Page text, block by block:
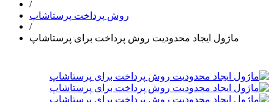
/
روش پرداخت پرستاشاپ
/
ماژول ایجاد محدودیت روش پرداخت برای پرستاشاپ